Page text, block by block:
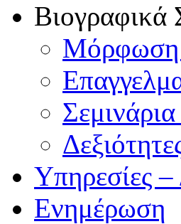
Βιογραφικά
Μόρφωση
Υπηρεσίες
Ενημέρωση